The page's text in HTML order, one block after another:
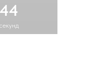
43
секунд